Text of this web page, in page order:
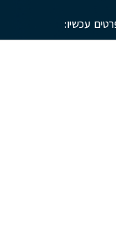
עכשיו: